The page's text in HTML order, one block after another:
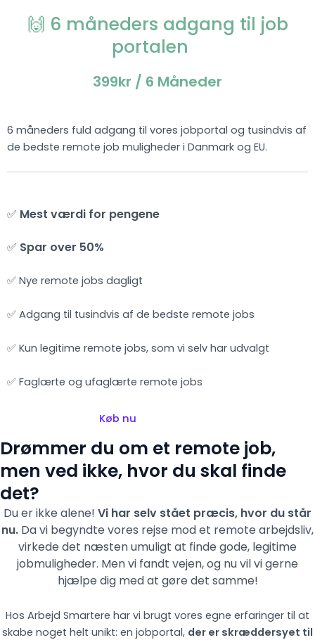
🙌 6 måneders adgang til job
portalen
399kr / 6 Måneder
6 måneders fuld adgang til vores jobportal og tusindvis af
de bedste remote job muligheder i Danmark og EU.
✅ Mest værdi for pengene
✅ Spar over 50%
✅ Nye remote jobs dagligt
✅ Adgang til tusindvis af de bedste remote jobs
✅ Kun legitime remote jobs, som vi selv har udvalgt
✅ Faglærte og ufaglærte remote jobs
Køb nu
Drømmer du om et remote job,
men ved ikke, hvor du skal finde
det?
Du er ikke alene! Vi har selv stået præcis, hvor du står
nu. Da vi begyndte vores rejse mod et remote arbejdsliv,
virkede det næsten umuligt at finde gode, legitime
jobmuligheder. Men vi fandt vejen,og nu vil vi gerne
hjælpe dig med at gøre det samme!
Hos Arbejd Smartere har vi brugt vores egne erfaringer til at
skabe noget helt unikt: en jobportal, der er skræddersyet til